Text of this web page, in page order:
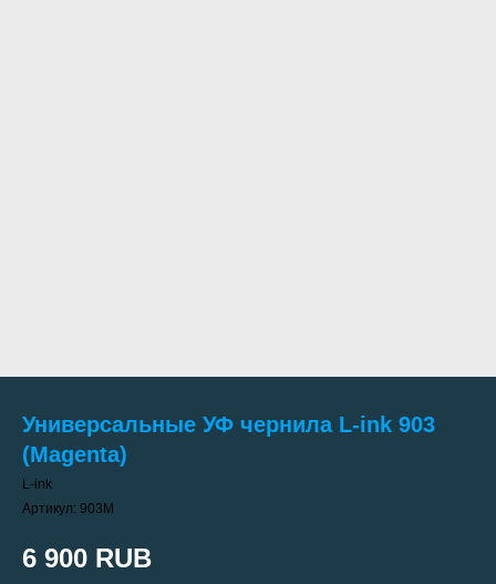
Универсальные УФ чернила L-ink 903
(Magenta)
L-ink
Артикул: 903M
6 900 RUB